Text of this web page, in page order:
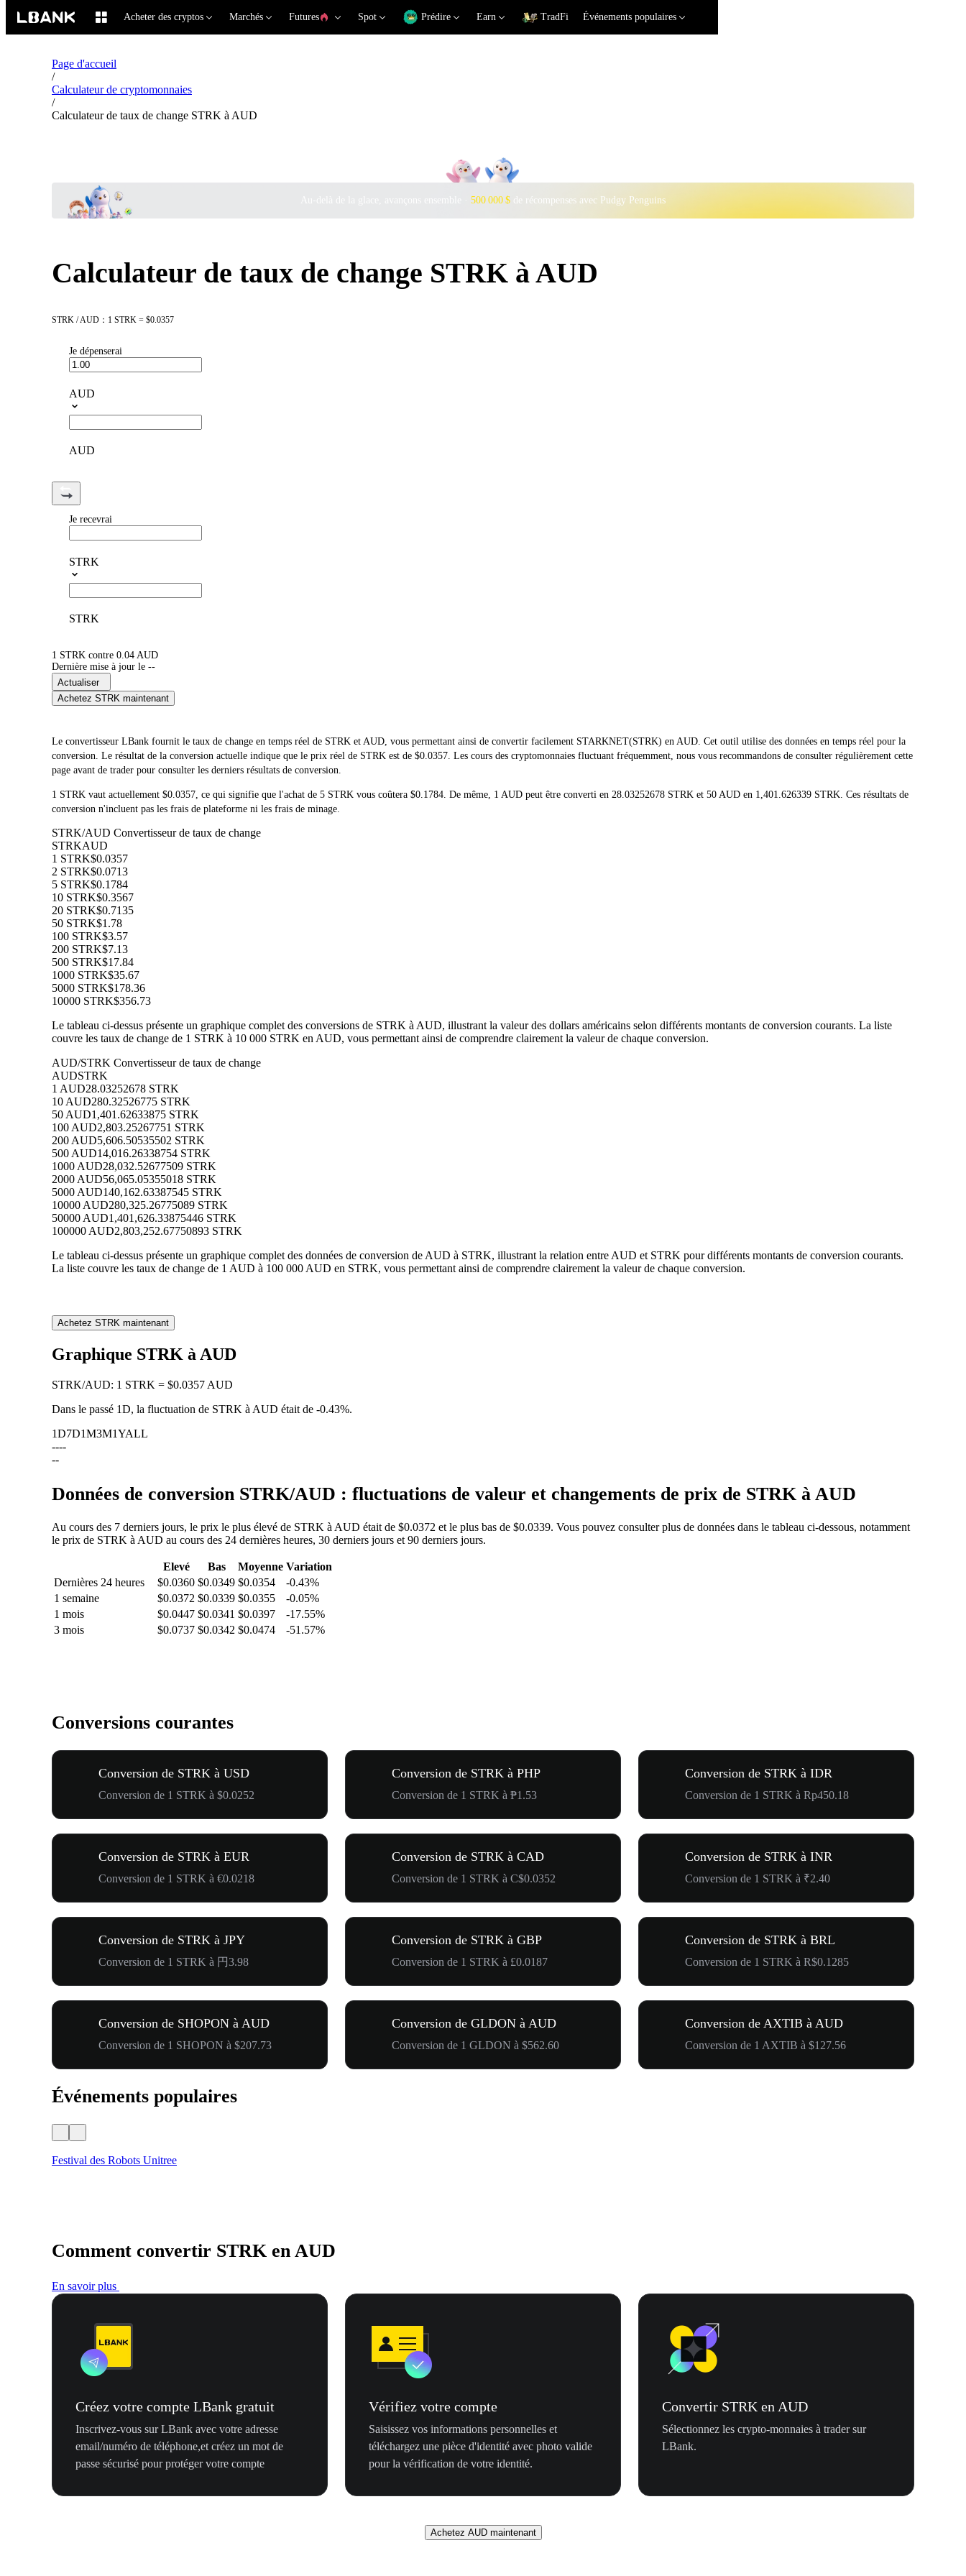
Acheter des cryptos Marchés Futures Spot Prédire Earn TradFi Événements populaires
Page d'accueil
/
Calculateur de cryptomonnaies
/
Calculateur de taux de change STRK à AUD
Au-delà de la glace, avançons ensemble · 500 000 $ de récompenses avec Pudgy Penguins
Calculateur de taux de change STRK à AUD
STRK / AUD：1 STRK = $0.0357
Je dépenserai
AUD
AUD
Je recevrai
STRK
STRK
1 STRK contre 0.04 AUD
Dernière mise à jour le --
Actualiser
Achetez STRK maintenant
Le convertisseur LBank fournit le taux de change en temps réel de STRK et AUD, vous permettant ainsi de convertir facilement STARKNET(STRK) en AUD. Cet outil utilise des données en temps réel pour la
conversion. Le résultat de la conversion actuelle indique que le prix réel de STRK est de $0.0357. Les cours des cryptomonnaies fluctuant fréquemment, nous vous recommandons de consulter régulièrement cette
page avant de trader pour consulter les derniers résultats de conversion.
1 STRK vaut actuellement $0.0357, ce qui signifie que l'achat de 5 STRK vous coûtera $0.1784. De même, 1 AUD peut être converti en 28.03252678 STRK et 50 AUD en 1,401.626339 STRK. Ces résultats de
conversion n'incluent pas les frais de plateforme ni les frais de minage.
STRK/AUD Convertisseur de taux de change
STRKAUD
1 STRK$0.0357
2 STRK$0.0713
5 STRK$0.1784
10 STRK$0.3567
20 STRK$0.7135
50 STRK$1.78
100 STRK$3.57
200 STRK$7.13
500 STRK$17.84
1000 STRK$35.67
5000 STRK$178.36
10000 STRK$356.73
Le tableau ci-dessus présente un graphique complet des conversions de STRK à AUD, illustrant la valeur des dollars américains selon différents montants de conversion courants. La liste
couvre les taux de change de 1 STRK à 10 000 STRK en AUD, vous permettant ainsi de comprendre clairement la valeur de chaque conversion.
AUD/STRK Convertisseur de taux de change
AUDSTRK
1 AUD28.03252678 STRK
10 AUD280.32526775 STRK
50 AUD1,401.62633875 STRK
100 AUD2,803.25267751 STRK
200 AUD5,606.50535502 STRK
500 AUD14,016.26338754 STRK
1000 AUD28,032.52677509 STRK
2000 AUD56,065.05355018 STRK
5000 AUD140,162.63387545 STRK
10000 AUD280,325.26775089 STRK
50000 AUD1,401,626.33875446 STRK
100000 AUD2,803,252.67750893 STRK
Le tableau ci-dessus présente un graphique complet des données de conversion de AUD à STRK, illustrant la relation entre AUD et STRK pour différents montants de conversion courants.
La liste couvre les taux de change de 1 AUD à 100 000 AUD en STRK, vous permettant ainsi de comprendre clairement la valeur de chaque conversion.
Achetez STRK maintenant
Graphique STRK à AUD
STRK/AUD: 1 STRK = $0.0357 AUD
Dans le passé 1D, la fluctuation de STRK à AUD était de -0.43%.
1D7D1M3M1YALL
----
--
Données de conversion STRK/AUD : fluctuations de valeur et changements de prix de STRK à AUD
Au cours des 7 derniers jours, le prix le plus élevé de STRK à AUD était de $0.0372 et le plus bas de $0.0339. Vous pouvez consulter plus de données dans le tableau ci-dessous, notamment
le prix de STRK à AUD au cours des 24 dernières heures, 30 derniers jours et 90 derniers jours.
Elevé Bas Moyenne Variation
Dernières 24 heures
$0.0360 $0.0349 $0.0354
-0.43%
1 semaine
$0.0372 $0.0339 $0.0355
-0.05%
1 mois
$0.0447 $0.0341 $0.0397
-17.55%
3 mois
$0.0737 $0.0342 $0.0474 -51.57%
Conversions courantes
Conversion de STRK à USD
Conversion de 1 STRK à $0.0252
Conversion de STRK à PHP
Conversion de 1 STRK à ₱1.53
Conversion de STRK à IDR
Conversion de 1 STRK à Rp450.18
Conversion de STRK à EUR
Conversion de 1 STRK à €0.0218
Conversion de STRK à CAD
Conversion de 1 STRK à C$0.0352
Conversion de STRK à INR
Conversion de 1 STRK à ₹2.40
Conversion de STRK à JPY
Conversion de 1 STRK à 円3.98
Conversion de STRK à GBP
Conversion de 1 STRK à £0.0187
Conversion de STRK à BRL
Conversion de 1 STRK à R$0.1285
Conversion de SHOPON à AUD
Conversion de 1 SHOPON à $207.73
Conversion de GLDON à AUD
Conversion de 1 GLDON à $562.60
Conversion de AXTIB à AUD
Conversion de 1 AXTIB à $127.56
Événements populaires
Festival des Robots Unitree
Comment convertir STRK en AUD
En savoir plus
Créez votre compte LBank gratuit
Inscrivez-vous sur LBank avec votre adresse
email/numéro de téléphone,et créez un mot de
passe sécurisé pour protéger votre compte
Vérifiez votre compte
Saisissez vos informations personnelles et
téléchargez une pièce d'identité avec photo valide
pour la vérification de votre identité.
Convertir STRK en AUD
Sélectionnez les crypto-monnaies à trader sur
LBank.
Achetez AUD maintenant